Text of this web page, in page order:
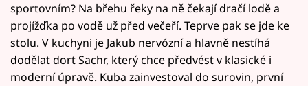
sportovním? Na břehu řeky na ně čekají dračí lodě a
projížďka po vodě už před večeří. Teprve pak se jde ke
stolu. V kuchyni je Jakub nervózní a hlavně nestíhá
dodělat dort Sachr, který chce předvést v klasické i
moderní úpravě. Kuba zainvestoval do surovin, první